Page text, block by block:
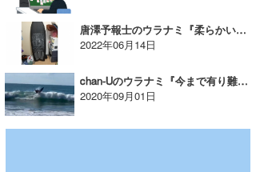
唐澤予報士のウラナミ『柔らかいのも良いじゃない！』
2022年06月14日
chan-Uのウラナミ『今まで有り難うございました』
2020年09月01日